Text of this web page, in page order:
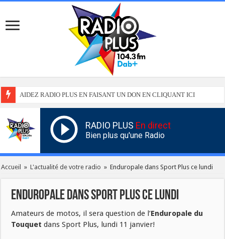
AIDEZ RADIO PLUS EN FAISANT UN DON EN CLIQUANT ICI
RADIO PLUS En direct
Bien plus qu'une Radio
Accueil » L'actualité de votre radio » Enduropale dans Sport Plus ce lundi
Enduropale dans Sport Plus ce lundi
Amateurs de motos, il sera question de l’Enduropale du
Touquet dans Sport Plus, lundi 11 janvier!